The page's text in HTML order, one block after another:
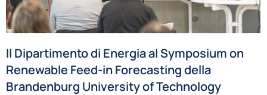
Il Dipartimento di Energia al Symposium on
Renewable Feed-in Forecasting della
Brandenburg University of Technology